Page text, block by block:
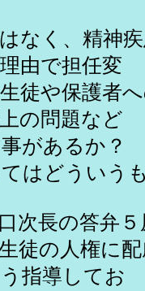
なく、精神
由で担任変
徒や保護者
の問題など
があるか？
どういう
次長の答弁
徒の人権に
指導してお